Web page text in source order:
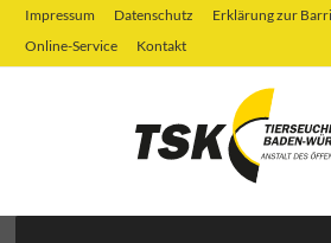
Zum
Inhalt
springen
Impressum Datenschutz Erklärung zur
Online-Service
Kontakt